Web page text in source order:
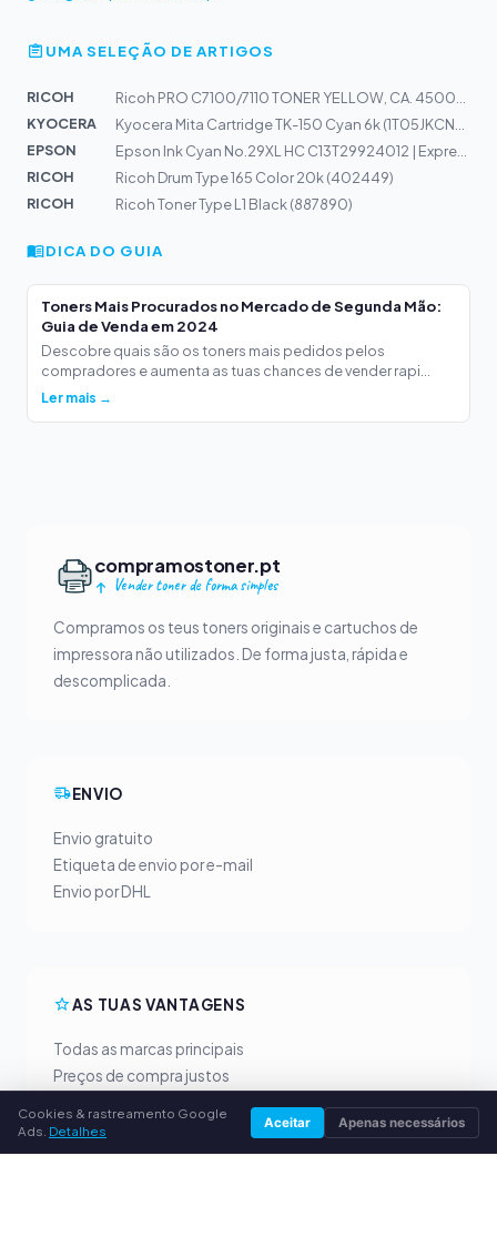
UMA SELEÇÃO DE ARTIGOS
RICOH
KYOCERA
EPSON
RICOH
Ricoh Drum Type 165 Color 20k (402449)
RICOH
Ricoh Toner Type L1 Black (887890)
DICA DO GUIA
Toners Mais Procurados no Mercado de Segunda Mão:
Guia de Venda em 2024
Descobre quais são os toners mais pedidos pelos
compradores e aumenta as tuas chances de vender rapi...
Ler mais →
compramostoner.pt
Vender toner de forma simples
Compramos os teus toners originais e cartuchos de
impressora não utilizados. De forma justa, rápida e
descomplicada.
ENVIO
Envio gratuito
Etiqueta de envio por e-mail
Envio por DHL
AS TUAS VANTAGENS
Todas as marcas principais
Preços de compra justos
Aconselhamento personalizado
Cookies & rastreamento Google
Ads. Detalhes Aceitar Apenas necessários